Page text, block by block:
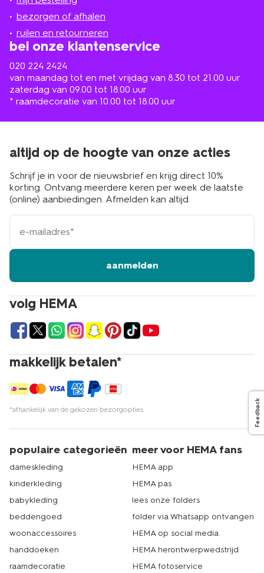
Feedback
bezorgen of afhalen
ruilen en retourneren
bel onze klantenservice
020 224 2424
van maandag tot en met vrijdag van 8.30 tot 21.00 uur
zaterdag van 09.00 tot 18.00 uur
* raamdecoratie van 10.00 tot 18.00 uur
in
de
buurt
volg HEMA
makkelijk betalen*
*afhankelijk van de gekozen bezorgopties
altijd op de hoogte van onze acties
Schrijf je in voor de nieuwsbrief en krijg direct 10%
korting. Ontvang meerdere keren per week de laatste
(online) aanbiedingen. Afmelden kan altijd.
e-
mailadres
aanmelden
populaire categorieën
dameskleding
kinderkleding
babykleding
beddengoed
woonaccessoires
handdoeken
raamdecoratie
meer voor HEMA fans
HEMA app
HEMA pas
lees onze folders
folder via Whatsapp ontvangen
HEMA op social media
HEMA herontwerpwedstrijd
HEMA fotoservice